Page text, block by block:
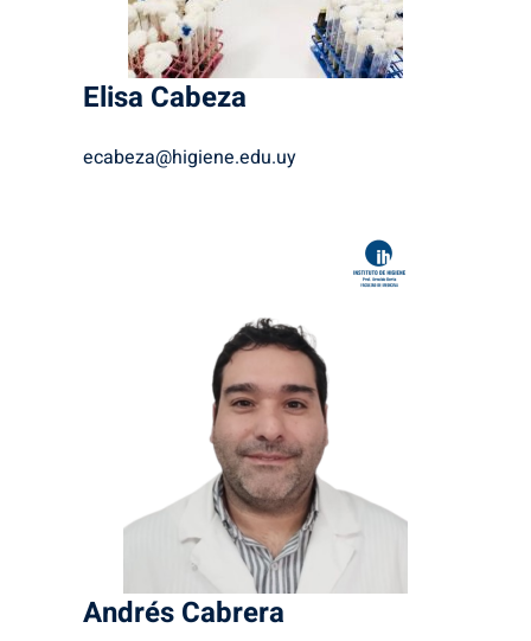
Elisa Cabeza
ecabeza@higiene.edu.uy
Andrés Cabrera